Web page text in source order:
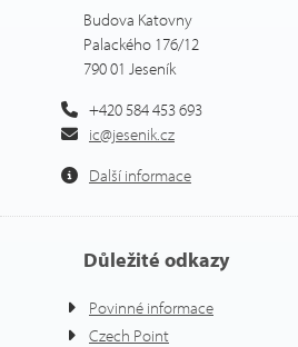
Budova Katovny
Palackého 176/12
790 01 Jeseník
+420 584 453 693
ic@jesenik.cz
Další informace
Důležité odkazy
Povinné informace
Czech Point